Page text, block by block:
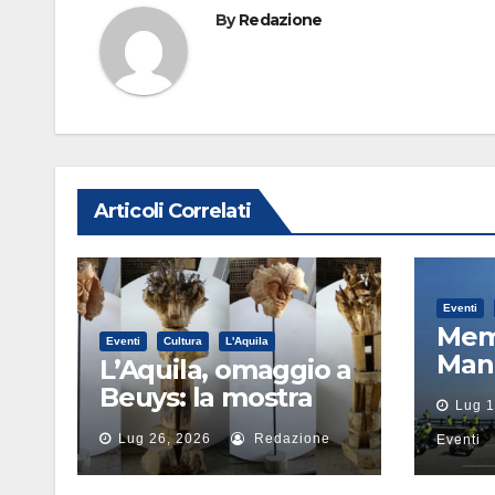
ByRedazione
Articoli Correlati
Eventi Cultura L'Aquila
L’Aquila, omaggio a
Beuys: la mostra
che rigenera la città
Lug 26, 2026 Redazione
Eventi
Lug
Eventi